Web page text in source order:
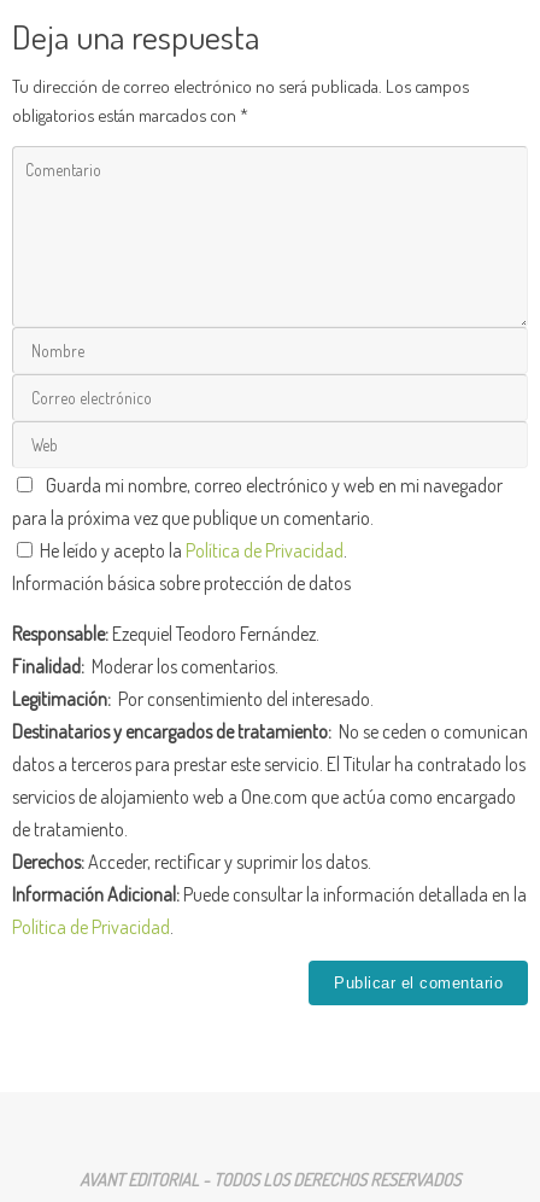
Deja una respuesta
Tu dirección de correo electrónico no será publicada. Los campos
obligatorios están marcados con *
Guarda mi nombre, correo electrónico y web en mi navegador
para la próxima vez que publique un comentario.
He leído y acepto la Política de Privacidad.
Información básica sobre protección de datos
Responsable:Ezequiel Teodoro Fernández.
Finalidad: Moderar los comentarios.
Legitimación: Por consentimiento del interesado.
Destinatarios y encargados de tratamiento: No se ceden o comunican
datos a terceros para prestar este servicio. El Titular ha contratado los
servicios de alojamiento web a One.com que actúa como encargado
de tratamiento.
Derechos:Acceder, rectificar y suprimir los datos.
Información Adicional:Puede consultar la información detallada en la
Política de Privacidad.
AVANT EDITORIAL - TODOS LOS DERECHOS RESERVADOS